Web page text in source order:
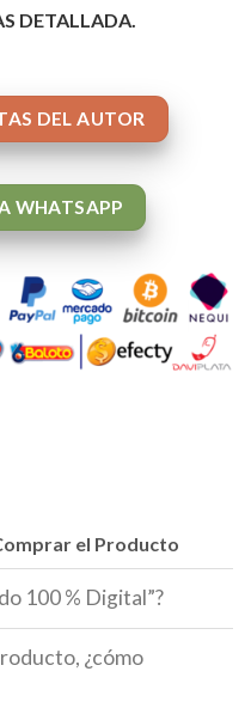
DETALLADA.
DEL AUTOR
WHATSAPP
el Producto
100 % Digital”?
¿cómo